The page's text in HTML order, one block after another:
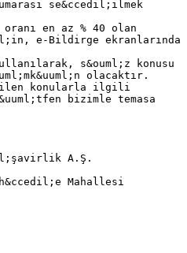
se&ccedil;ilmek
oranı en az % 40 olan
e-Bildirge ekranlarında
s&ouml;z konusu
olacaktır.
konularla ilgili
bizimle temasa
A.Ş.
Mahallesi